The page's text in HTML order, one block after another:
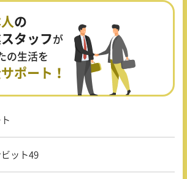
ット49
の
タッフが
の生活を
ポート！